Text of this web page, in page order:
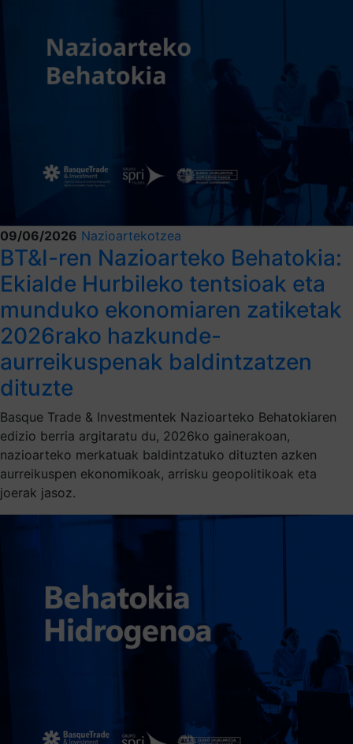
09/06/2026 Nazioartekotzea
BT&I-ren Nazioarteko Behatokia:
Ekialde Hurbileko tentsioak eta
munduko ekonomiaren zatiketak
2026rako hazkunde-
aurreikuspenak baldintzatzen
dituzte
Basque Trade & Investmentek Nazioarteko Behatokiaren
edizio berria argitaratu du, 2026ko gainerakoan,
nazioarteko merkatuak baldintzatuko dituzten azken
aurreikuspen ekonomikoak, arrisku geopolitikoak eta
joerak jasoz.